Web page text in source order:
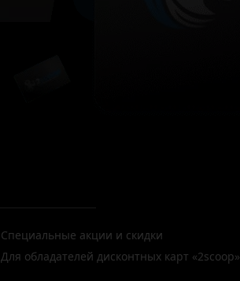
Специальные акции и скидки
Для обладателей дисконтных карт «2scoop»